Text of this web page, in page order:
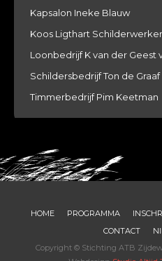
Kapsalon Ineke Blauw
Koos Ligthart
Loonbedrijf K van der Geest
Schildersbedrijf Ton de Graaf
Timmerbedrijf Pim Keetman
HOME PROGRAMMA
CONTACT
Copyright © Stichting ATB